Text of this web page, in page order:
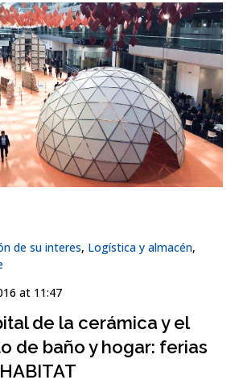
de su interes, Logística y almacén,
at 11:47
de la cerámica y el
de baño y hogar: ferias